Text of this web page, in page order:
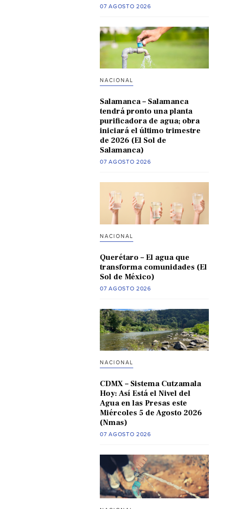
07 AGOSTO 2026
NACIONAL
Salamanca – Salamanca
tendrá pronto una planta
purificadora de agua; obra
iniciará el último trimestre
de 2026 (El Sol de
Salamanca)
07 AGOSTO 2026
NACIONAL
Querétaro – El agua que
transforma comunidades (El
Sol de México)
07 AGOSTO 2026
NACIONAL
CDMX – Sistema Cutzamala
Hoy: Así Está el Nivel del
Agua en las Presas este
Miércoles 5 de Agosto 2026
(Nmas)
07 AGOSTO 2026